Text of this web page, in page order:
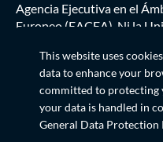
Agencia Ejecutiva en el
Europeo (EACEA). Ni la
Esta obra ©
Creative Commons
This website uses
data to enhance your
committed to protecting
your data is handled in
General Data Protection